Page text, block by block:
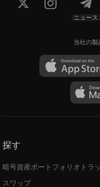
ニュース
当社の製
探す
暗号資産ポートフォリオトラ
スワップ